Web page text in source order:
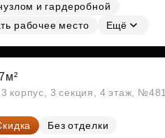
и гардеробной
рабочее место
Ещё
корпус, 3 секция, 4 этаж, №481
Без отделки